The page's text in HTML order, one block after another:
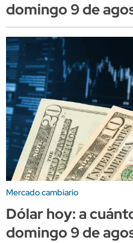
domingo 9 de
Mercado cambiario
Dólar hoy: a
domingo 9 de